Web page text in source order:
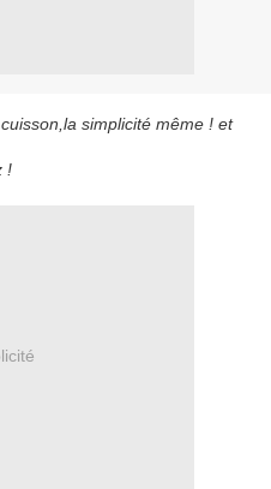
simplicité même ! et
!